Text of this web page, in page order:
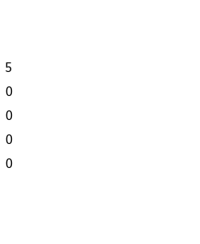
én moet om écht
Vreugdenhil
5
0
0
0
0